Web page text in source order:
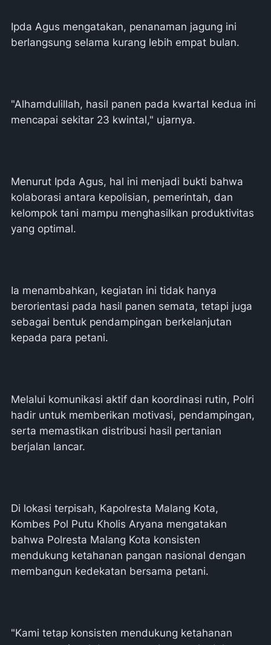
Ipda Agus mengatakan, penanaman jagung ini
berlangsung selama kurang lebih empat bulan.
"Alhamdulillah, hasil panen pada kwartal kedua ini
mencapai sekitar 23 kwintal," ujarnya.
Menurut Ipda Agus, hal ini menjadi bukti bahwa
kolaborasi antara kepolisian, pemerintah, dan
kelompok tani mampu menghasilkan produktivitas
yang optimal.
Ia menambahkan, kegiatan ini tidak hanya
berorientasi pada hasil panen semata, tetapi juga
sebagai bentuk pendampingan berkelanjutan
kepada para petani.
Melalui komunikasi aktif dan koordinasi rutin, Polri
hadir untuk memberikan motivasi, pendampingan,
serta memastikan distribusi hasil pertanian
berjalan lancar.
Di lokasi terpisah, Kapolresta Malang Kota,
Kombes Pol Putu Kholis Aryana mengatakan
bahwa Polresta Malang Kota konsisten
mendukung ketahanan pangan nasional dengan
membangun kedekatan bersama petani.
"Kami tetap konsisten mendukung ketahanan